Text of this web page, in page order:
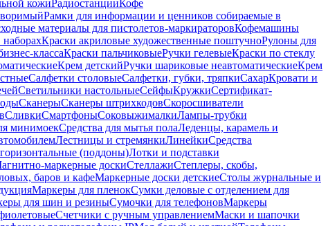
кожиРадиостанцииКофе
Рамки для информации и ценников собираемые в
материалы для пистолетов-маркираторовКофемашины
Краски акриловые художественные поштучноРулоны для
классаКраски пальчиковыеРучки гелевыеКраски по стеклу
Крем детскийРучки шариковые неавтоматическиеКрем
Салфетки столовыеСалфетки, губки, тряпкиСахарКровати и
Светильники настольныеСейфыКружкиСертификат-
СканерыСканеры штрихкодовСкоросшиватели
СливкиСмартфоныСоковыжималкиЛампы-трубки
минимоекСредства для мытья полаЛеденцы, карамель и
Лестницы и стремянкиЛинейкиСредства
(поддоны)Лотки и подставки
маркерные доскиСтеллажиСтеплеры, скобы,
баров и кафеМаркерные доски детскиеСтолы журнальные и
Маркеры для пленокСумки деловые с отделением для
для шин и резиныСумочки для телефоновМаркеры
Счетчики с ручным управлениемМаски и шапочки